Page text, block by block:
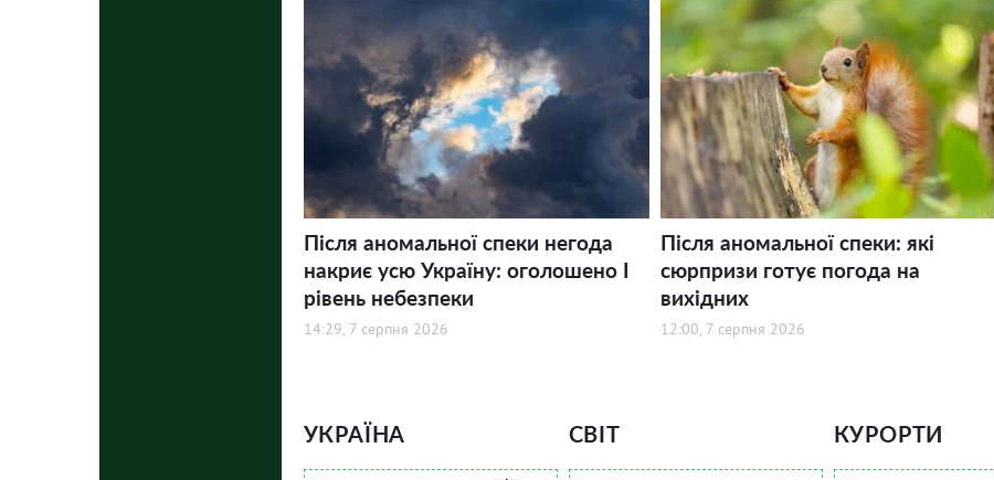
Після аномальної спеки негода
накриє усю Україну: оголошено І
рівень небезпеки
14:29, 7 серпня 2026
Після аномальної спеки: які
сюрпризи готує погода на
вихідних
12:00, 7 серпня 2026
УКРАЇНА СВІТ КУРОРТИ